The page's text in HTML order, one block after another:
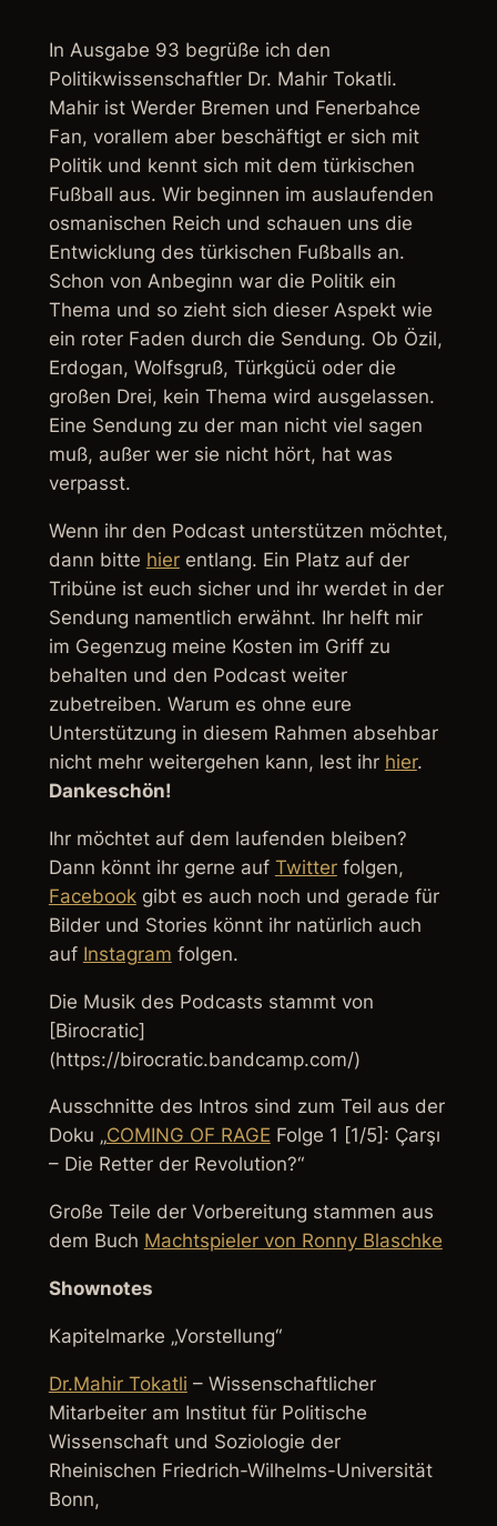
In Ausgabe 93 begrüße ich den
Politikwissenschaftler Dr. Mahir Tokatli.
Mahir ist Werder Bremen und Fenerbahce
Fan, vorallem aber beschäftigt er sich mit
Politik und kennt sich mit dem türkischen
Fußball aus. Wir beginnen im auslaufenden
osmanischen Reich und schauen uns die
Entwicklung des türkischen Fußballs an.
Schon von Anbeginn war die Politik ein
Thema und so zieht sich dieser Aspekt wie
ein roter Faden durch die Sendung. Ob Özil,
Erdogan, Wolfsgruß, Türkgücü oder die
großen Drei, kein Thema wird ausgelassen.
Eine Sendung zu der man nicht viel sagen
muß, außer wer sie nicht hört, hat was
verpasst.
Wenn ihr den Podcast unterstützen möchtet,
dann bitte hierentlang. Ein Platz auf der
Tribüne ist euch sicher und ihr werdet in der
Sendung namentlich erwähnt. Ihr helft mir
im Gegenzug meine Kosten im Griff zu
behalten und den Podcast weiter
zubetreiben. Warum es ohne eure
Unterstützung in diesem Rahmen absehbar
nicht mehr weitergehen kann, lest ihr hier.
Dankeschön!
Ihr möchtet auf dem laufenden bleiben?
Dann könnt ihr gerne auf Twitterfolgen,
Facebookgibt es auch noch und gerade für
Bilder und Stories könnt ihr natürlich auch
auf Instagram folgen.
Die Musik des Podcasts stammt von
[Birocratic]
(https://birocratic.bandcamp.com/)
Ausschnitte des Intros sind zum Teil aus der
Doku „COMING OF RAGE Folge 1 [1/5]: Çarşı
– Die Retter der Revolution?“
Große Teile der Vorbereitung stammen aus
dem Buch Machtspieler von Ronny Blaschke
Shownotes
Kapitelmarke „Vorstellung“
Dr.Mahir Tokatli – Wissenschaftlicher
Mitarbeiter am Institut für Politische
Wissenschaft und Soziologie der
Rheinischen Friedrich-Wilhelms-Universität
Bonn,